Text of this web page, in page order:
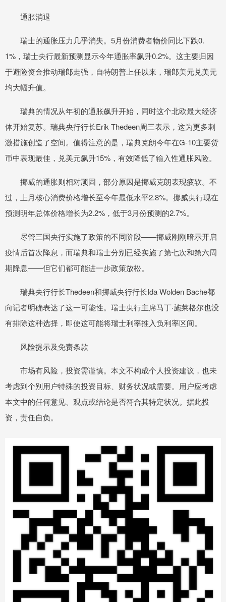
通胀消退
瑞士的通胀压力几乎消失。5月份消费者物价同比下跌0.
1%，瑞士央行最新预测显示今年通胀率飙升0.2%。这主要归因
于避险资金推动瑞郎走强，自特朗普上任以来，瑞郎美元兑美元
均大幅升值。
瑞典的情况从年初的通胀飙升开始，同时这个北欧最大经济
体开始复苏。瑞典央行行长Erik Thedeen周三表示，这为更多刺
激措施创造了空间。值得注意的是，瑞典克朗今年在G-10主要货
币中表现最佳，兑美元飙升15%，有效降低了输入性通胀风险。
挪威的通胀则相对顽固，部分原因是挪威克朗表现疲软。不
过，上月核心消费价格增长至今年最低水平2.8%。挪威央行现在
预测明年总体价格增长为2.2%，低于3月份预测的2.7%。
尽管三国央行实施了政策的不同阶段——挪威刚刚暗示开启
疫情后首次降息，而瑞典和瑞士分别已经实施了第七次和第六周
期降息——但它们都可能进一步政策放松。
瑞典央行行长Thedeen和挪威央行行长Ida Wolden Bache都
向记者明确表达了这一可能性。瑞士央行主席马丁·施莱格尔也没
有排除这种选择，即使这可能将瑞士利率推入负利率区间。
风险提示及免责条款
市场有风险，投资需谨慎。本文不构成个人投资建议，也未
考虑到个别用户特殊的投资目标、财务状况或需要。用户应考虑
本文中的任何意见、观点或结论是否符合其特定状况。据此投
资，责任自负。